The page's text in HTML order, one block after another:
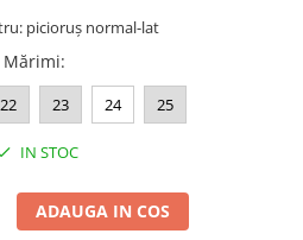
picioruș normal-lat
Mărimi:
22 23 24 25
IN STOC
ADAUGA IN COS